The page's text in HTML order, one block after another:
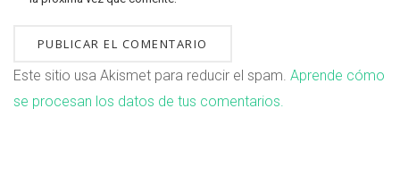
Este sitio usa Akismet para reducir el spam. Aprende cómo
se procesan los datos de tus comentarios.